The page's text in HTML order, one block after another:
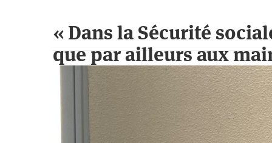
Entreprises
Entreprises
Automobile
Oppressions
Oppressions
Chine
États-
Unis
Continents
Continents
Afrique
« Dans la Sécurité
que par ailleurs aux